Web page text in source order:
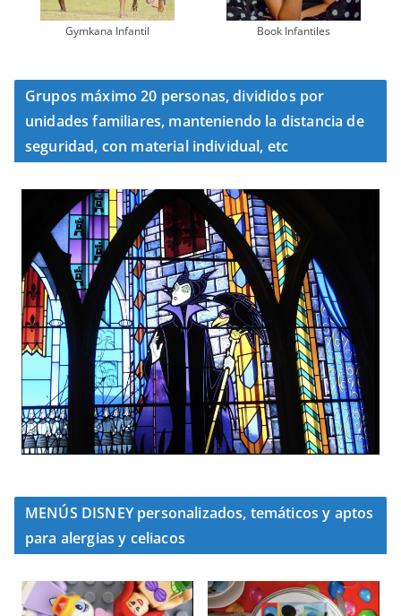
Gymkana Infantil Book Infantiles
Grupos máximo 20 personas, divididos por
unidades familiares, manteniendo la distancia de
seguridad, con material individual, etc
MENÚS DISNEY personalizados, temáticos y aptos
para alergias y celiacos